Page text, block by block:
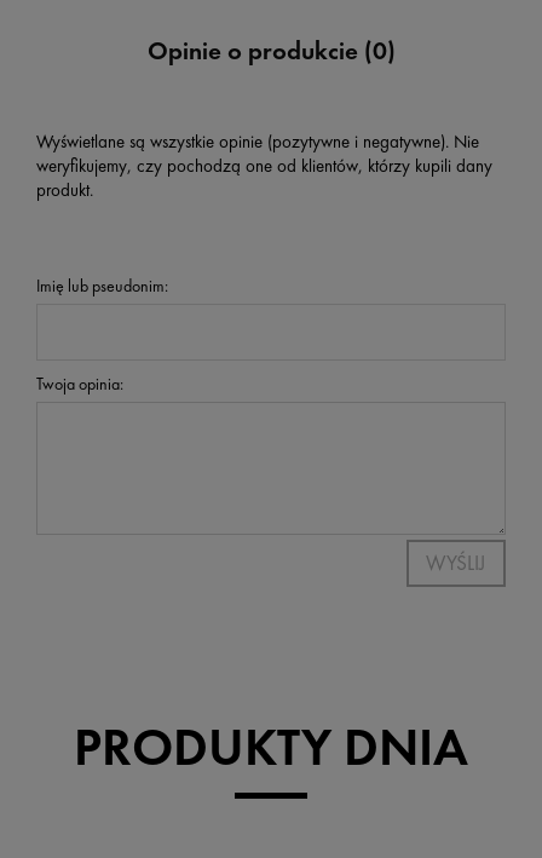
Opinie o produkcie (0)
Wyświetlane są wszystkie opinie (pozytywne i negatywne). Nie
weryfikujemy, czy pochodzą one od klientów, którzy kupili dany
produkt.
Imię lub pseudonim:
Twoja opinia:
WYŚLIJ
PRODUKTY DNIA